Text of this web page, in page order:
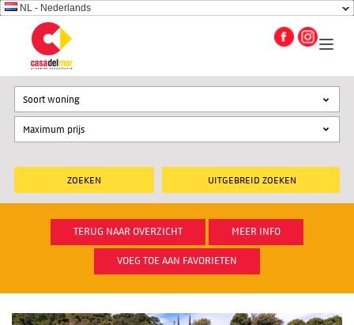
NL - Nederlands
UITGEBREID ZOEKEN
Soort woning
TERUG NAAR OVERZICHT MEER INFO
VOEG TOE AAN FAVORIETEN